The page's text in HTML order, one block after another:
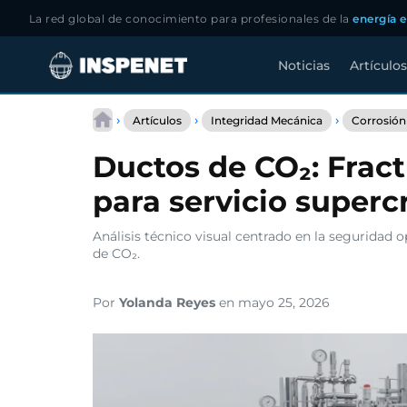
La red global de conocimiento para profesionales de laenergía
Noticias Artículos
› Artículos › Integridad Mecánica › Corrosión
Ductos de CO₂:
para servicio
Análisis técnico visual centrado en la seguridad
de CO₂.
Por Yolanda Reyes en mayo 25, 2026